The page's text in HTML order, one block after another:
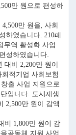
만 원으로 편성하
만 원을, 사회
하였습니다. 210페
무역 활성화 사업
성하였습니다.
비 2,200만 원이
적기업 사회보험
출 사업 지원으로
입니다. 도시재생
2,500만 원이 감액
비 1,800만 원이 감
공동체 지원 사업